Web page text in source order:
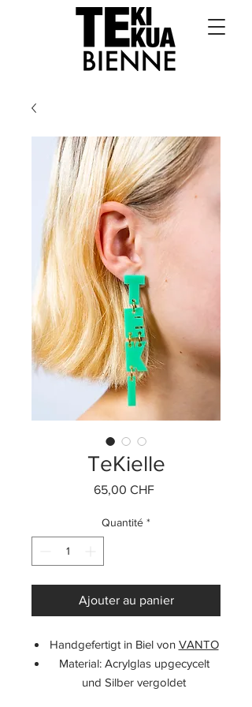
TeKielle
65,00 CHFPrix
Quantité *
Ajouter au panier
Handgefertigt in Biel von VANTO
Material: Acrylglas upgecycelt
und Silber vergoldet